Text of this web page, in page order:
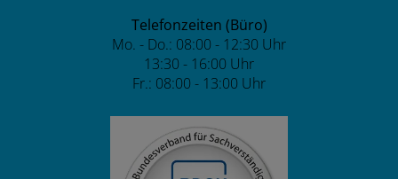
Telefonzeiten (Büro)
Mo. - Do.: 08:00 - 12:30 Uhr
13:30 - 16:00 Uhr
Fr.: 08:00 - 13:00 Uhr